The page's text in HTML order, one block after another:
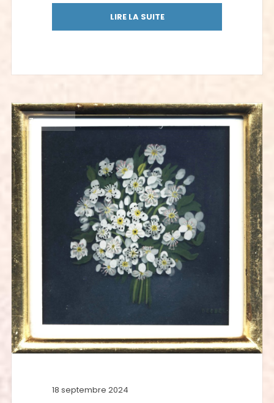
LIRE LA SUITE
Zoom sur
18 septembre 2024